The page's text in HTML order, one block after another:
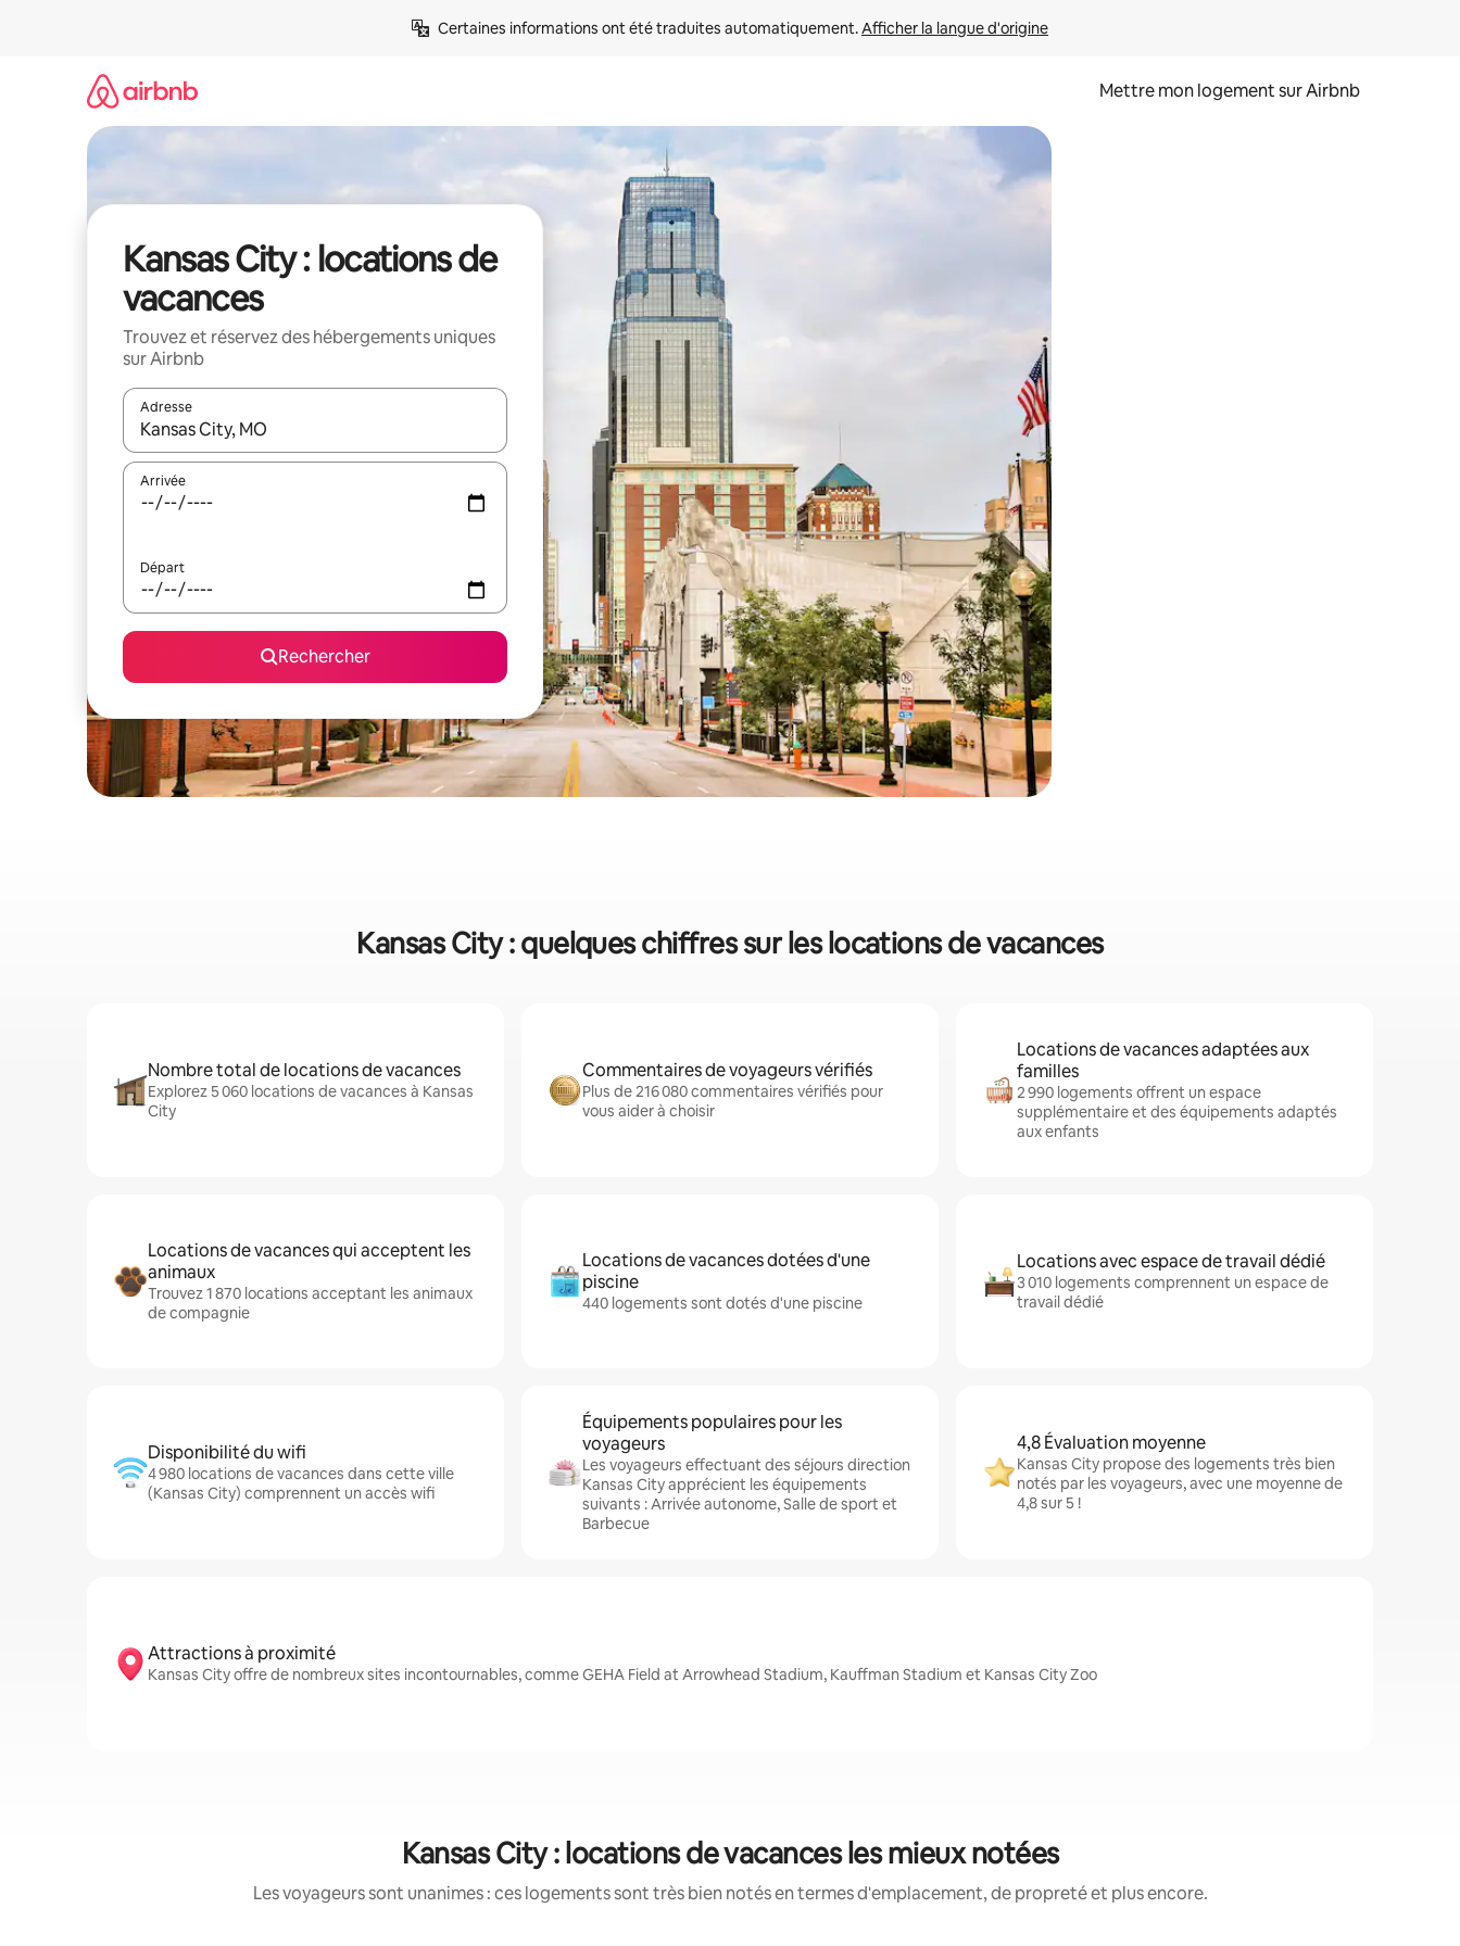
Certaines informations ont été traduites automatiquement. Afficher la langue d'origine
Mettre mon logement sur Airbnb
Kansas City : locations de
vacances
Trouvez et réservez des hébergements uniques
sur Airbnb
Adresse
Lorsque les résultats s'affichent, utilisez les flèches vers le haut et vers le bas pour les parcourir ou en appuyant et en faisant glisser.
Arrivée
Départ
Rechercher
Kansas City : quelques chiffres sur les locations de vacances
Nombre total de locations de vacances
Explorez 5 060 locations de vacances à Kansas
City
Commentaires de voyageurs vérifiés
Plus de 216 080 commentaires vérifiés pour
vous aider à choisir
Locations de vacances adaptées aux
familles
2 990 logements offrent un espace
supplémentaire et des équipements adaptés
aux enfants
Locations de vacances qui acceptent les
animaux
Trouvez 1 870 locations acceptant les animaux
de compagnie
Locations de vacances dotées d'une
piscine
440 logements sont dotés d'une piscine
Locations avec espace de travail dédié
3 010 logements comprennent un espace de
travail dédié
Disponibilité du wifi
4 980 locations de vacances dans cette ville
(Kansas City) comprennent un accès wifi
Équipements populaires pour les
voyageurs
Les voyageurs effectuant des séjours direction
Kansas City apprécient les équipements
suivants : Arrivée autonome, Salle de sport et
Barbecue
4,8 Évaluation moyenne
Kansas City propose des logements très bien
notés par les voyageurs, avec une moyenne de
4,8 sur 5 !
Attractions à proximité
Kansas City offre de nombreux sites incontournables, comme GEHA Field at Arrowhead Stadium, Kauffman Stadium et Kansas City Zoo
Kansas City : locations de vacances les mieux notées
Les voyageurs sont unanimes : ces logements sont très bien notés en termes d'emplacement, de propreté et plus encore.